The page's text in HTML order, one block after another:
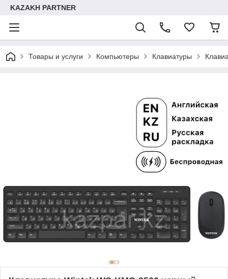
KAZAKH PARTNER
Товары и услуги Компьютеры Клавиатуры